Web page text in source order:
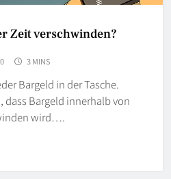
Zeit verschwinden?
0 3 MINS
Bargeld in der Tasche.
dass Bargeld innerhalb von
wird….